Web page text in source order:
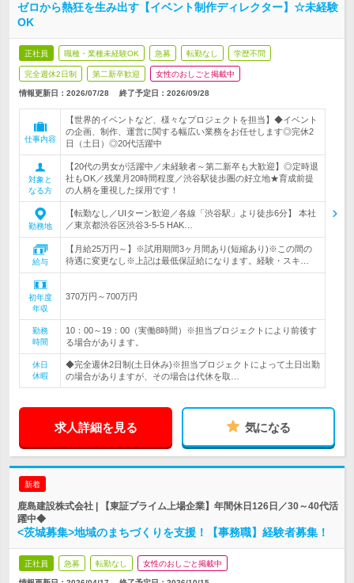
ゼロから熱狂を生み出す【イベント制作ディレクター】☆未経験
OK
正社員 職種・業種未経験OK 急募 転勤なし 学歴不問
完全週休2日制 第二新卒歓迎 女性のおしごと掲載中
情報更新日：2026/07/28 終了予定日： 2026/09/28
仕事内容
【世界的イベントなど、様々なプロジェクトを担当】◆イベント
の企画、制作、運営に関する幅広い業務をお任せします◎完休2
日（土日）◎20代活躍中
対象と
なる方
【20代の男女が活躍中／未経験者～第二新卒も大歓迎】◎定時退
社もOK／残業月20時間程度／渋谷駅徒歩圏の好立地★育成前提
の人柄を重視した採用です！
勤務地
【転勤なし／UIターン歓迎／各線「渋谷駅」より徒歩6分】 本社
／東京都渋谷区渋谷3-5-5 HAK…
給与
【月給25万円～】※試用期間3ヶ月間あり(短縮あり)※この間の
待遇に変更なし※上記は最低保証給になります。経験・スキ…
初年度
年収
370万円～700万円
勤務
時間
10：00～19：00（実働8時間）※担当プロジェクトにより前後す
る場合があります。
休日
休暇
◆完全週休2日制(土日休み)※担当プロジェクトによって土日出勤
の場合がありますが、その場合は代休を取…
求人詳細を見る 気になる
新着
鹿島建設株式会社 | 【東証プライム上場企業】年間休日126日／30～40代活
躍中◆
<茨城募集>地域のまちづくりを支援！【事務職】経験者募集！
正社員 急募 転勤なし 女性のおしごと掲載中